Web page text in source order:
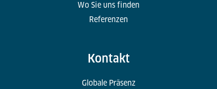
Wo Sie uns finden
Referenzen
Kontakt
Globale Präsenz